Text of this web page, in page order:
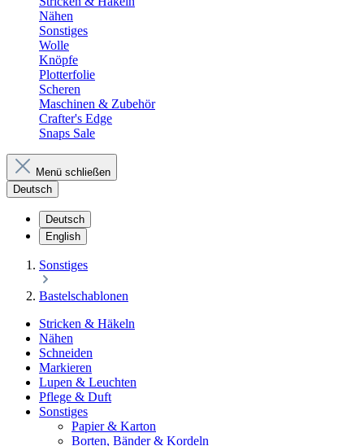
Nähen
Sonstiges
Wolle
Knöpfe
Plotterfolie
Scheren
Maschinen & Zubehör
Crafter's Edge
Snaps Sale
Menü schließen
Deutsch
Deutsch
English
Sonstiges
Bastelschablonen
Stricken & Häkeln
Nähen
Schneiden
Markieren
Lupen & Leuchten
Pflege & Duft
Sonstiges
Papier & Karton
Borten, Bänder & Kordeln